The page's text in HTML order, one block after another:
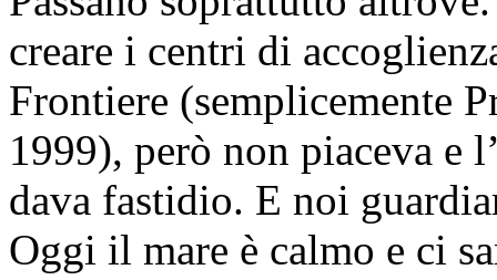
creare i centri di
Frontiere (semplicemente
1999), però non piaceva e
dava fastidio. E noi
Oggi il mare è calmo e ci